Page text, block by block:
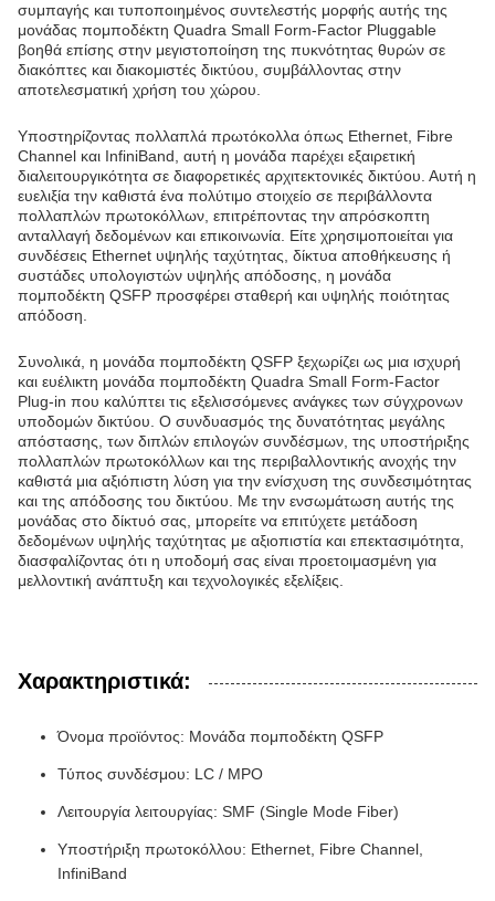
συμπαγής και τυποποιημένος συντελεστής μορφής αυτής της
μονάδας πομποδέκτη Quadra Small Form-Factor Pluggable
βοηθά επίσης στην μεγιστοποίηση της πυκνότητας θυρών σε
διακόπτες και διακομιστές δικτύου, συμβάλλοντας στην
αποτελεσματική χρήση του χώρου.
Υποστηρίζοντας πολλαπλά πρωτόκολλα όπως Ethernet, Fibre
Channel και InfiniBand, αυτή η μονάδα παρέχει εξαιρετική
διαλειτουργικότητα σε διαφορετικές αρχιτεκτονικές δικτύου. Αυτή η
ευελιξία την καθιστά ένα πολύτιμο στοιχείο σε περιβάλλοντα
πολλαπλών πρωτοκόλλων, επιτρέποντας την απρόσκοπτη
ανταλλαγή δεδομένων και επικοινωνία. Είτε χρησιμοποιείται για
συνδέσεις Ethernet υψηλής ταχύτητας, δίκτυα αποθήκευσης ή
συστάδες υπολογιστών υψηλής απόδοσης, η μονάδα
πομποδέκτη QSFP προσφέρει σταθερή και υψηλής ποιότητας
απόδοση.
Συνολικά, η μονάδα πομποδέκτη QSFP ξεχωρίζει ως μια ισχυρή
και ευέλικτη μονάδα πομποδέκτη Quadra Small Form-Factor
Plug-in που καλύπτει τις εξελισσόμενες ανάγκες των σύγχρονων
υποδομών δικτύου. Ο συνδυασμός της δυνατότητας μεγάλης
απόστασης, των διπλών επιλογών συνδέσμων, της υποστήριξης
πολλαπλών πρωτοκόλλων και της περιβαλλοντικής ανοχής την
καθιστά μια αξιόπιστη λύση για την ενίσχυση της συνδεσιμότητας
και της απόδοσης του δικτύου. Με την ενσωμάτωση αυτής της
μονάδας στο δίκτυό σας, μπορείτε να επιτύχετε μετάδοση
δεδομένων υψηλής ταχύτητας με αξιοπιστία και επεκτασιμότητα,
διασφαλίζοντας ότι η υποδομή σας είναι προετοιμασμένη για
μελλοντική ανάπτυξη και τεχνολογικές εξελίξεις.
Χαρακτηριστικά:
Όνομα προϊόντος: Μονάδα πομποδέκτη QSFP
Τύπος συνδέσμου: LC / MPO
Λειτουργία λειτουργίας: SMF (Single Mode Fiber)
Υποστήριξη πρωτοκόλλου: Ethernet, Fibre Channel,
InfiniBand